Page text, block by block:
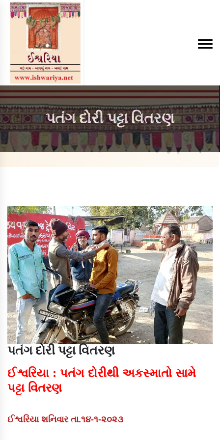
પતંગ દોરી પટ્ટા વિતરણ
પતંગ દોરી પટ્ટા વિતરણ
ઈશ્વરિયા : પતંગ દોરીથી અકસ્માતો સામે
પટ્ટા વિતરણ
ઈશ્વરિયા શનિવાર તા.૧૪-૧-૨૦૨૩